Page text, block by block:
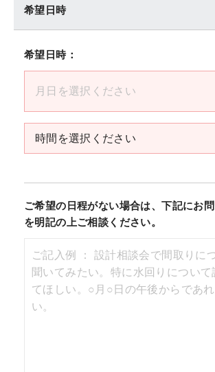
希望日時
希望日時：
ご希望の日程がない場合は、下記にお
を明記の上ご相談ください。